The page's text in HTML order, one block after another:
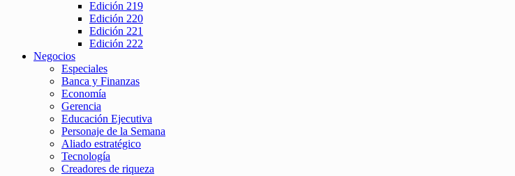
Edición 219
Edición 220
Edición 221
Edición 222
Negocios
Especiales
Banca y Finanzas
Economía
Gerencia
Educación Ejecutiva
Personaje de la Semana
Aliado estratégico
Tecnología
Creadores de riqueza